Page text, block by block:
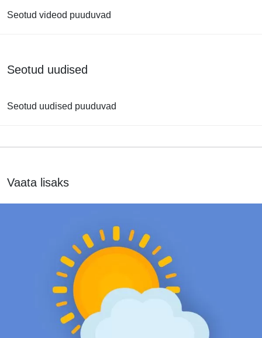
Seotud videod puuduvad
Seotud uudised
Seotud uudised puuduvad
Vaata lisaks